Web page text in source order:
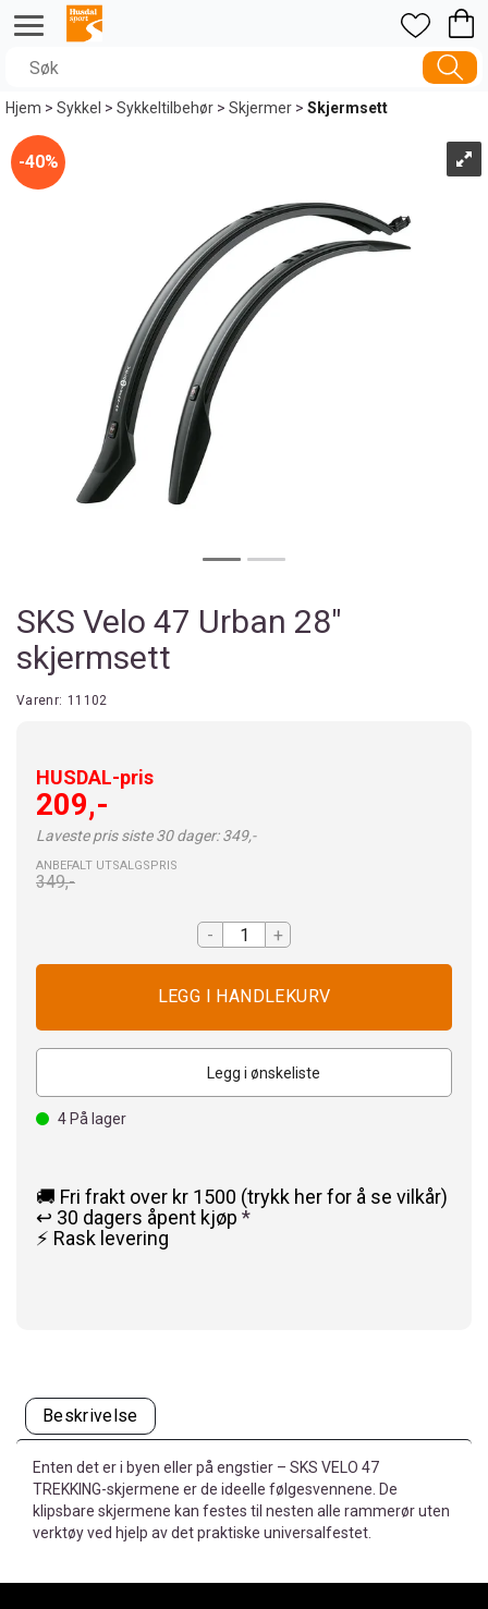
Hjem>Sykkel >Sykkeltilbehør>Skjermer>Skjermsett
40%
SKS Velo 47 Urban 28"
skjermsett
Varenr: 11102
HUSDAL-pris
209,-
Laveste pris siste 30 dager: 349,-
ANBEFALT UTSALGSPRIS
349,-
- +
Legg i ønskeliste
4 På lager
🚚 Fri frakt over kr 1500 (trykk her for å se vilkår)
↩️ 30 dagers åpent kjøp *
⚡ Rask levering
Beskrivelse
Enten det er i byen eller på engstier – SKS VELO 47
TREKKING-skjermene er de ideelle følgesvennene. De
klipsbare skjermene kan festes til nesten alle rammerør uten
verktøy ved hjelp av det praktiske universalfestet.